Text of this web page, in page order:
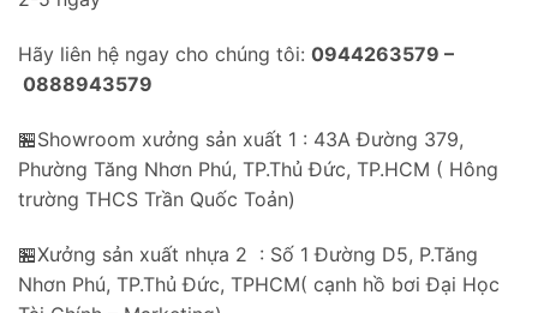
Hãy liên hệ ngay cho chúng tôi: 0944263579 –
0888943579
🏪Showroom xưởng sản xuất 1 : 43A Đường 379,
Phường Tăng Nhơn Phú, TP.Thủ Đức, TP.HCM ( Hông
trường THCS Trần Quốc Toản)
🏪Xưởng sản xuất nhựa 2 : Số 1 Đường D5, P.Tăng
Nhơn Phú, TP.Thủ Đức, TPHCM( cạnh hồ bơi Đại Học